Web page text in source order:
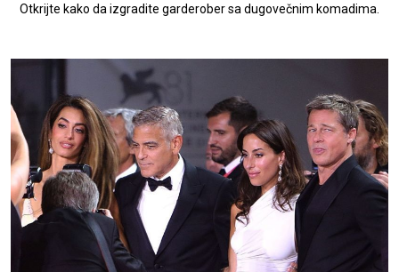
Otkrijte kako da izgradite garderober sa dugovečnim komadima.